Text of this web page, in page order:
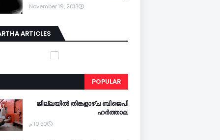
November 19, 2013
ARTICLES
POPULAR
ജില്ലയില്‍ തിങ്കളാഴ്ച ബിജെപി
ഹര്‍ത്താല്‍
10:50 م